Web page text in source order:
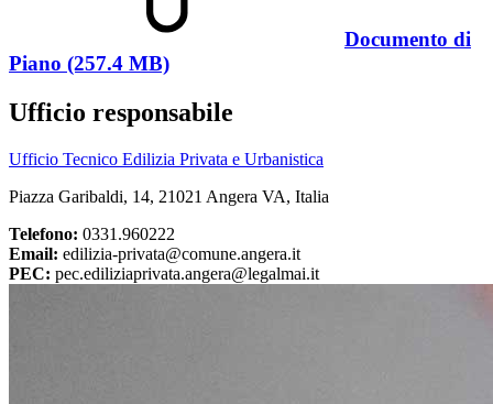
Documento di
Piano (257.4 MB)
Ufficio responsabile
Ufficio Tecnico Edilizia Privata e Urbanistica
Piazza Garibaldi, 14, 21021 Angera VA, Italia
Telefono: 0331.960222
Email: edilizia-privata@comune.angera.it
PEC: pec.ediliziaprivata.angera@legalmai.it